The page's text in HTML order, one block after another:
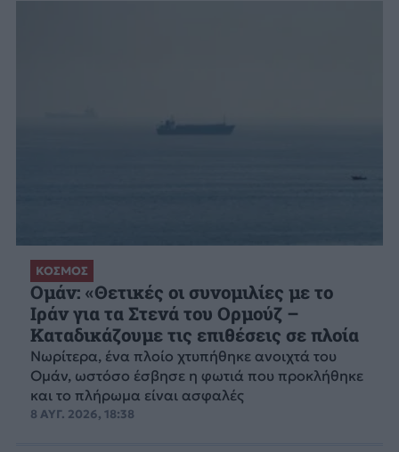
ΚΟΣΜΟΣ
Ομάν: «Θετικές οι συνομιλίες με το
Ιράν για τα Στενά του Ορμούζ –
Καταδικάζουμε τις επιθέσεις σε πλοία
Νωρίτερα, ένα πλοίο χτυπήθηκε ανοιχτά του
Ομάν, ωστόσο έσβησε η φωτιά που προκλήθηκε
και το πλήρωμα είναι ασφαλές
8 ΑΥΓ. 2026, 18:38